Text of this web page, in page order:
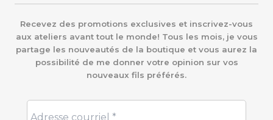
Recevez des promotions exclusives et inscrivez-vous
aux ateliers avant tout le monde! Tous les mois, je vous
partage les nouveautés de la boutique et vous aurez la
possibilité de me donner votre opinion sur vos
nouveaux fils préférés.